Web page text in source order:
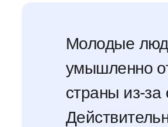
Молодые
умышленно
страны из-за